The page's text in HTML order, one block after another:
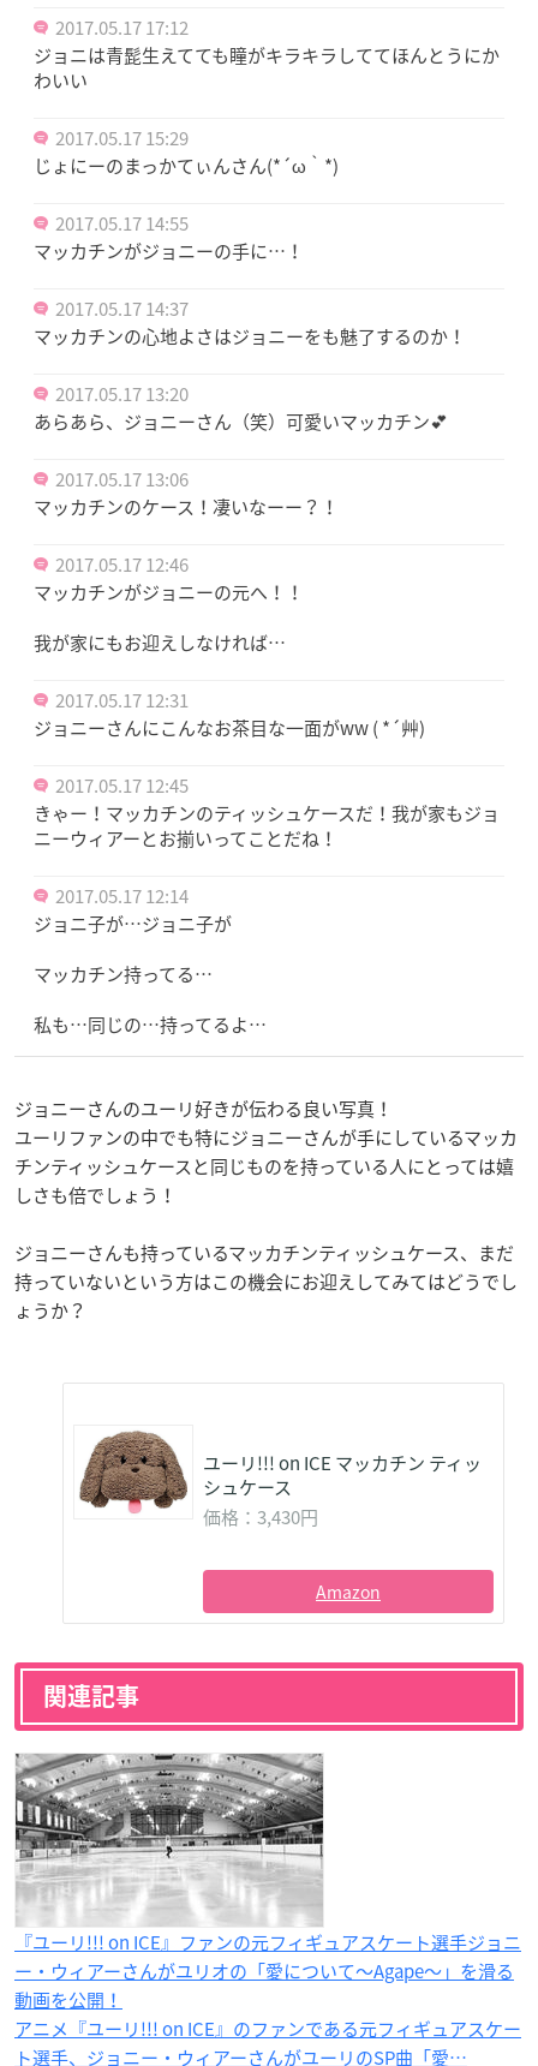
2017.05.17 17:12
ジョニは青髭生えてても瞳がキラキラしててほんとうにか
わいい
2017.05.17 15:29
じょにーのまっかてぃんさん(*´ω｀*)
2017.05.17 14:55
マッカチンがジョニーの手に…！
2017.05.17 14:37
マッカチンの心地よさはジョニーをも魅了するのか！
2017.05.17 13:20
あらあら、ジョニーさん（笑）可愛いマッカチン💕
2017.05.17 13:06
マッカチンのケース！凄いなーー？！
2017.05.17 12:46
マッカチンがジョニーの元へ！！
我が家にもお迎えしなければ…
2017.05.17 12:31
ジョニーさんにこんなお茶目な一面がww ( *´艸)
2017.05.17 12:45
きゃー！マッカチンのティッシュケースだ！我が家もジョ
ニーウィアーとお揃いってことだね！
2017.05.17 12:14
ジョニ子が…ジョニ子が
マッカチン持ってる…
私も…同じの…持ってるよ…
ジョニーさんのユーリ好きが伝わる良い写真！
ユーリファンの中でも特にジョニーさんが手にしているマッカ
チンティッシュケースと同じものを持っている人にとっては嬉
しさも倍でしょう！
ジョニーさんも持っているマッカチンティッシュケース、まだ
持っていないという方はこの機会にお迎えしてみてはどうでし
ょうか？
ユーリ!!! on ICE マッカチン ティッ
シュケース
価格：3,430円
Amazon
関連記事
『ユーリ!!! on ICE​』ファンの元フィギュアスケート選手ジョニ
ー・ウィアーさんがユリオの「愛について～Agape～」を滑る
動画を公開！
アニメ『ユーリ!!! on ICE』のファンである元フィギュアスケー
ト選手、ジョニー・ウィアーさんがユーリのSP曲「愛…